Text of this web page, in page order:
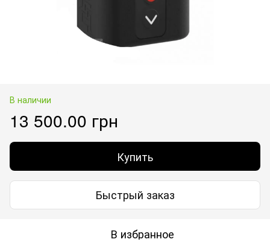
В наличии
13 500.00 грн
Купить
Быстрый заказ
В избранное